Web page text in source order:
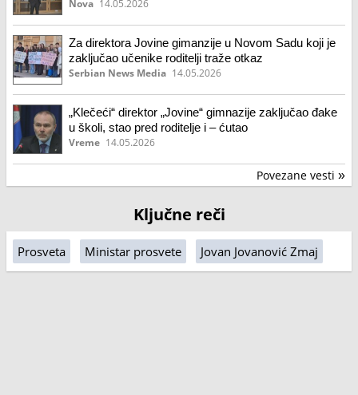
jučerašnje "talačke krize"
Nova 14.05.2026
Za direktora Jovine gimanzije u Novom Sadu koji je
zaključao učenike roditelji traže otkaz
Serbian News Media 14.05.2026
„Klečeći“ direktor „Jovine“ gimnazije zaključao đake
u školi, stao pred roditelje i – ćutao
Vreme 14.05.2026
Povezane vesti »
Ključne reči
Prosveta Ministar prosvete Jovan Jovanović Zmaj